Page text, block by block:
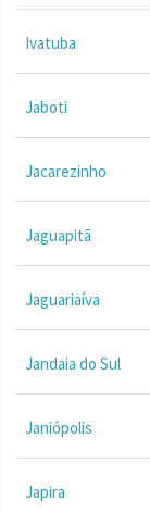
Ivatuba
Jaboti
Jacarezinho
Jaguapitã
Jaguariaíva
Jandaia do Sul
Janiópolis
Japira